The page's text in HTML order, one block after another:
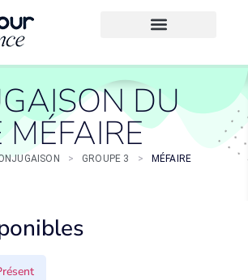
DU
MÉFAIRE
> GROUPE 3 > MÉFAIRE